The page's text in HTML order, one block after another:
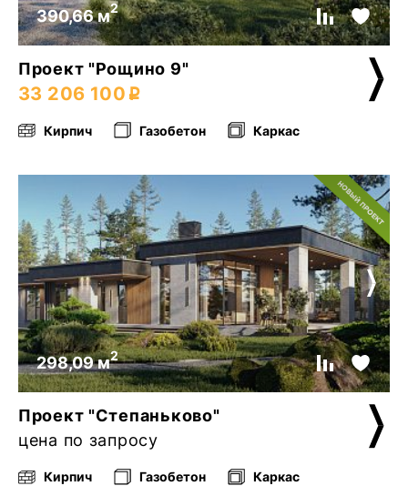
390,66 м2
Проект "Рощино 9"
33 206 100
Кирпич Газобетон Каркас
298,09 м2
Проект "Степаньково"
цена по запросу
Кирпич Газобетон Каркас